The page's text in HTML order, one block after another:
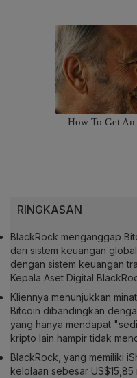
RINGKASAN
BlackRock menganggap
dari sistem keuangan
dengan sistem keuangan
Kepala Aset Digital
Kliennya menunjukkan
Bitcoin dibandingkan
yang hanya mendapat
kripto lain hampir tidak
BlackRock, yang memiliki
kelolaan sebesar